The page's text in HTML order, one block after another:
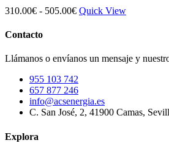
Las
opciones
en
producto
310.00€ - 505.00€Rango
hasta
505.00€
Quick View
Contacto
Llámanos o envíanos un mensaje y
955 103 742
657 877 246
info@acsenergia.es
C. San José, 2, 41900 Camas,
Explora